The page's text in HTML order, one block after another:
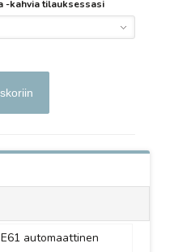
-kahvia tilauksessasi
E61 automaattinen